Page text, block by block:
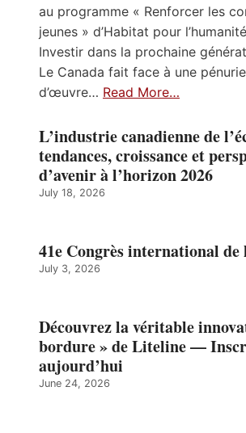
au programme « Renforcer les
jeunes » d’Habitat pour
Investir dans la prochaine
Le Canada fait face à une
d’œuvre… Read More…
L’industrie canadienne de
tendances, croissance et
d’avenir à l’horizon 2026
July 18, 2026
41e Congrès international
July 3, 2026
Découvrez la véritable
bordure » de Liteline —
aujourd’hui
June 24, 2026